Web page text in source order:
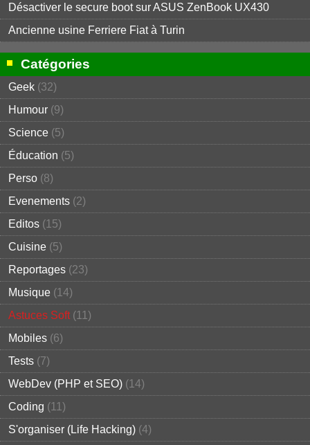
Désactiver le secure boot sur ASUS ZenBook UX430
Ancienne usine Ferriere Fiat à Turin
Catégories
Geek (32)
Humour (9)
Science (5)
Éducation (5)
Perso (8)
Evenements (2)
Editos (15)
Cuisine (5)
Reportages (23)
Musique (14)
Astuces Soft(11)
Mobiles (6)
Tests (7)
WebDev (PHP et SEO) (14)
Coding (11)
S'organiser (Life Hacking) (4)